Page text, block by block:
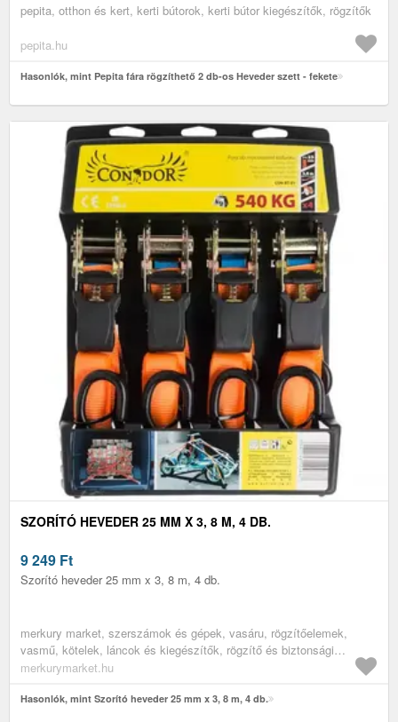
pepita, otthon és kert, kerti bútorok, kerti bútor kiegészítők, rögzítők
pepita.hu
Hasonlók, mint Pepita fára rögzíthető 2 db-os Heveder szett - fekete
SZORÍTÓ HEVEDER 25 MM X 3, 8 M, 4 DB.
9 249 Ft
Szorító heveder 25 mm x 3, 8 m, 4 db.
merkury market, szerszámok és gépek, vasáru, rögzítőelemek,
vasmű, kötelek, láncok és kiegészítők, rögzítő és biztonsági
hevederek
merkurymarket.hu
Hasonlók, mint Szorító heveder 25 mm x 3, 8 m, 4 db.